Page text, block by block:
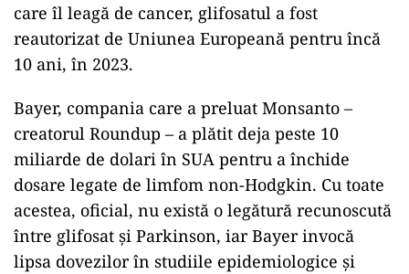
care îl leagă de cancer, glifosatul a fost
reautorizat de Uniunea Europeană pentru încă
10 ani, în 2023.
Bayer, compania care a preluat Monsanto –
creatorul Roundup – a plătit deja peste 10
miliarde de dolari în SUA pentru a închide
dosare legate de limfom non-Hodgkin. Cu toate
acestea, oficial, nu există o legătură recunoscută
între glifosat și Parkinson, iar Bayer invocă
lipsa dovezilor în studiile epidemiologice și